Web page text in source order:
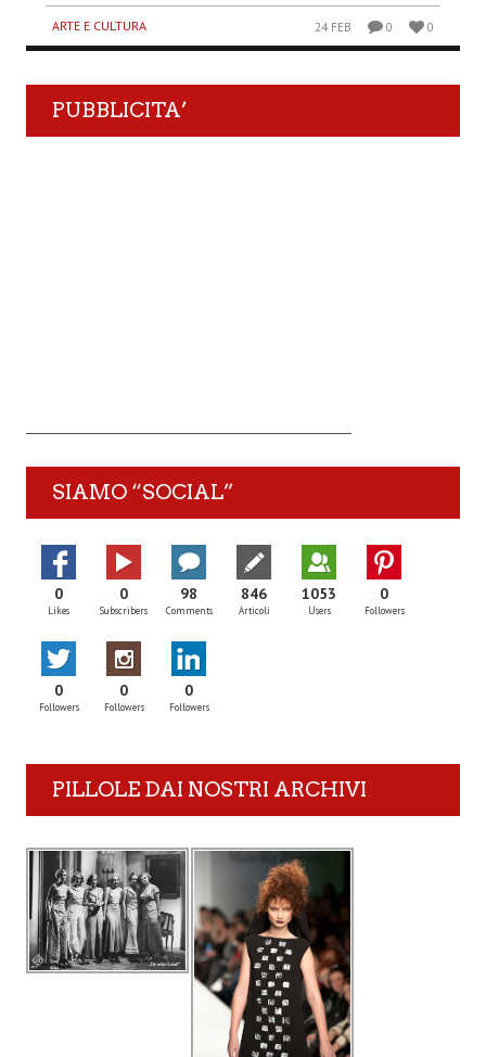
ARTE E CULTURA 24 FEB 0 0
PUBBLICITA’
SIAMO “SOCIAL”
0
Likes
0
Subscribers
98
Comments
846
Articoli
1053
Users
0
Followers
0
Followers
0
Followers
0
Followers
PILLOLE DAI NOSTRI ARCHIVI